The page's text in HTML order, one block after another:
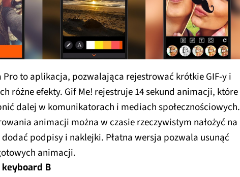
Pro to aplikacja, pozwalająca rejestrować krótkie GIF-y i
różne efekty. Gif Me! rejestruje 14 sekund animacji, które
dalej w komunikatorach i mediach społecznościowych.
animacji można w czasie rzeczywistym nałożyć na
podpisy i naklejki. Płatna wersja pozwala usunąć
animacji.
B